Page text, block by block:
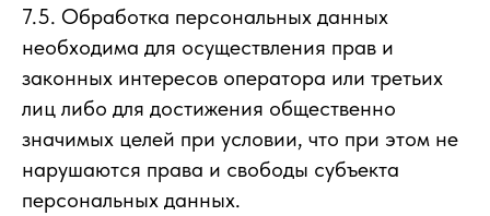
7.5. Обработка персональных данных
необходима для осуществления прав и
законных интересов оператора или третьих
лиц либо для достижения общественно
значимых целей при условии, что при этом не
нарушаются права и свободы субъекта
персональных данных.